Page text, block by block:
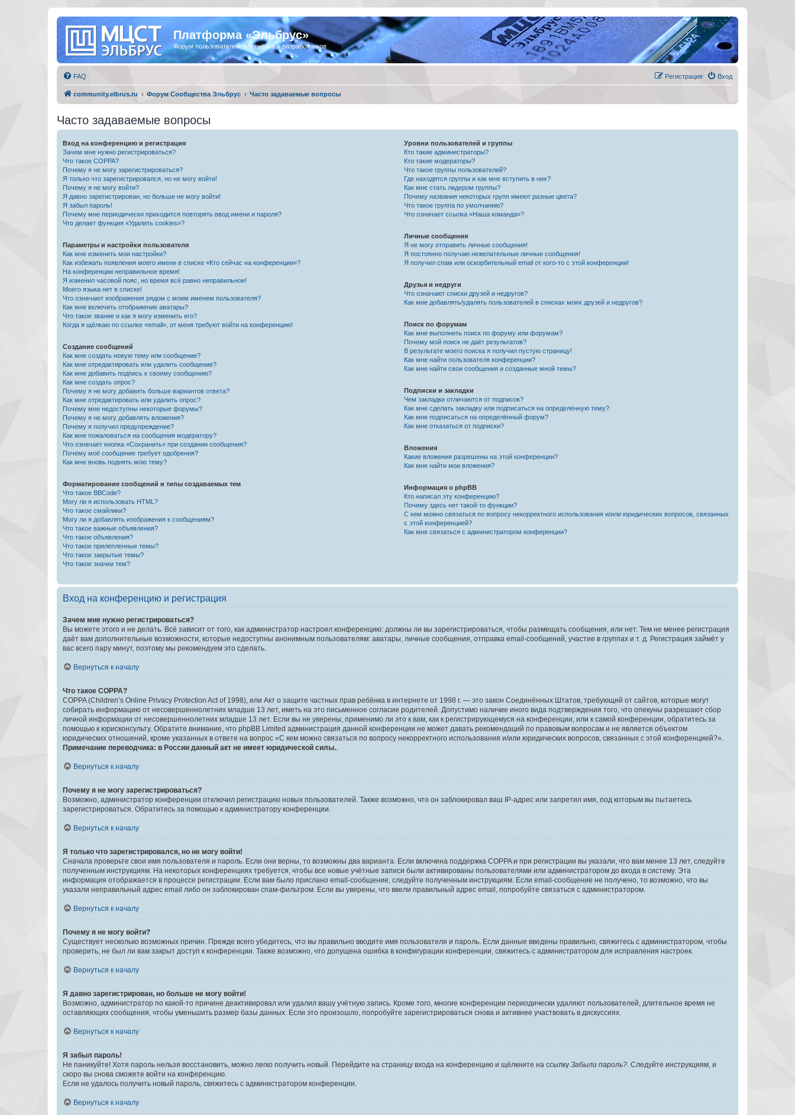
Платформа «Эльбрус»
Форум пользователей, партнёров и разработчиков
FAQ Вход
Регистрация
community.elbrus.ru Форум Сообщества Эльбрус Часто задаваемые вопросы
Часто задаваемые вопросы
Вход на конференцию и регистрация
Зачем мне нужно регистрироваться?
Что такое COPPA?
Почему я не могу зарегистрироваться?
Я только что зарегистрировался, но не могу войти!
Почему я не могу войти?
Я давно зарегистрирован, но больше не могу войти!
Я забыл пароль!
Почему мне периодически приходится повторять ввод имени и пароля?
Что делает функция «Удалить cookies»?
Параметры и настройки пользователя
Как мне изменить мои настройки?
Как избежать появления моего имени в списке «Кто сейчас на конференции»?
На конференции неправильное время!
Я изменил часовой пояс, но время всё равно неправильное!
Моего языка нет в списке!
Что означают изображения рядом с моим именем пользователя?
Как мне включить отображение аватары?
Что такое звание и как я могу изменить его?
Когда я щёлкаю по ссылке «email», от меня требуют войти на конференцию!
Создание сообщений
Как мне создать новую тему или сообщение?
Как мне отредактировать или удалить сообщение?
Как мне добавить подпись к своему сообщению?
Как мне создать опрос?
Почему я не могу добавить больше вариантов ответа?
Как мне отредактировать или удалить опрос?
Почему мне недоступны некоторые форумы?
Почему я не могу добавлять вложения?
Почему я получил предупреждение?
Как мне пожаловаться на сообщения модератору?
Что означает кнопка «Сохранить» при создании сообщения?
Почему моё сообщение требует одобрения?
Как мне вновь поднять мою тему?
Форматирование сообщений и типы создаваемых тем
Что такое BBCode?
Могу ли я использовать HTML?
Что такое смайлики?
Могу ли я добавлять изображения к сообщениям?
Что такое важные объявления?
Что такое объявления?
Что такое прилепленные темы?
Что такое закрытые темы?
Что такое значки тем?
Уровни пользователей и группы
Кто такие администраторы?
Кто такие модераторы?
Что такое группы пользователей?
Где находятся группы и как мне вступить в них?
Как мне стать лидером группы?
Почему названия некоторых групп имеют разные цвета?
Что такое группа по умолчанию?
Что означает ссылка «Наша команда»?
Личные сообщения
Я не могу отправить личные сообщения!
Я постоянно получаю нежелательные личные сообщения!
Я получил спам или оскорбительный email от кого-то с этой конференции!
Друзья и недруги
Что означают списки друзей и недругов?
Как мне добавлять/удалять пользователей в списках моих друзей и недругов?
Поиск по форумам
Как мне выполнить поиск по форуму или форумам?
Почему мой поиск не даёт результатов?
В результате моего поиска я получил пустую страницу!
Как мне найти пользователя конференции?
Как мне найти свои сообщения и созданные мной темы?
Подписки и закладки
Чем закладки отличаются от подписок?
Как мне сделать закладку или подписаться на определённую тему?
Как мне подписаться на определённый форум?
Как мне отказаться от подписки?
Вложения
Какие вложения разрешены на этой конференции?
Как мне найти мои вложения?
Информация о phpBB
Кто написал эту конференцию?
Почему здесь нет такой-то функции?
С кем можно связаться по вопросу некорректного использования и/или юридических вопросов, связанных
с этой конференцией?
Как мне связаться с администратором конференции?
Вход на конференцию и регистрация
Зачем мне нужно регистрироваться?
Вы можете этого и не делать. Всё зависит от того, как администратор настроил конференцию: должны ли вы зарегистрироваться, чтобы размещать сообщения, или нет. Тем не менее регистрация
даёт вам дополнительные возможности, которые недоступны анонимным пользователям: аватары, личные сообщения, отправка email-сообщений, участие в группах и т. д. Регистрация займёт у
вас всего пару минут, поэтому мы рекомендуем это сделать.
Вернуться к началу
Что такое COPPA?
COPPA (Children’s Online Privacy Protection Act of 1998), или Акт о защите частных прав ребёнка в интернете от 1998 г. — это закон Соединённых Штатов, требующий от сайтов, которые могут
собирать информацию от несовершеннолетних младше 13 лет, иметь на это письменное согласие родителей. Допустимо наличие иного вида подтверждения того, что опекуны разрешают сбор
личной информации от несовершеннолетних младше 13 лет. Если вы не уверены, применимо ли это к вам, как к регистрирующемуся на конференции, или к самой конференции, обратитесь за
помощью к юрисконсульту. Обратите внимание, что phpBB Limited администрация данной конференции не может давать рекомендаций по правовым вопросам и не является объектом
юридических отношений, кроме указанных в ответе на вопрос «С кем можно связаться по вопросу некорректного использования и/или юридических вопросов, связанных с этой конференцией?».
Примечание переводчика: в России данный акт не имеет юридической силы.
Вернуться к началу
Почему я не могу зарегистрироваться?
Возможно, администратор конференции отключил регистрацию новых пользователей. Также возможно, что он заблокировал ваш IP-адрес или запретил имя, под которым вы пытаетесь
зарегистрироваться. Обратитесь за помощью к администратору конференции.
Вернуться к началу
Я только что зарегистрировался, но не могу войти!
Сначала проверьте свои имя пользователя и пароль. Если они верны, то возможны два варианта. Если включена поддержка COPPA и при регистрации вы указали, что вам менее 13 лет, следуйте
полученным инструкциям. На некоторых конференциях требуется, чтобы все новые учётные записи были активированы пользователями или администратором до входа в систему. Эта
информация отображается в процессе регистрации. Если вам было прислано email-сообщение, следуйте полученным инструкциям. Если email-сообщение не получено, то возможно, что вы
указали неправильный адрес email либо он заблокирован спам-фильтром. Если вы уверены, что ввели правильный адрес email, попробуйте связаться с администратором.
Вернуться к началу
Почему я не могу войти?
Существует несколько возможных причин. Прежде всего убедитесь, что вы правильно вводите имя пользователя и пароль. Если данные введены правильно, свяжитесь с администратором, чтобы
проверить, не был ли вам закрыт доступ к конференции. Также возможно, что допущена ошибка в конфигурации конференции, свяжитесь с администратором для исправления настроек.
Вернуться к началу
Я давно зарегистрирован, но больше не могу войти!
Возможно, администратор по какой-то причине деактивировал или удалил вашу учётную запись. Кроме того, многие конференции периодически удаляют пользователей, длительное время не
оставляющих сообщения, чтобы уменьшить размер базы данных. Если это произошло, попробуйте зарегистрироваться снова и активнее участвовать в дискуссиях.
Вернуться к началу
Я забыл пароль!
Не паникуйте! Хотя пароль нельзя восстановить, можно легко получить новый. Перейдите на страницу входа на конференцию и щёлкните на ссылку Забыли пароль? . Следуйте инструкциям, и
скоро вы снова сможете войти на конференцию.
Если не удалось получить новый пароль, свяжитесь с администратором конференции.
Вернуться к началу